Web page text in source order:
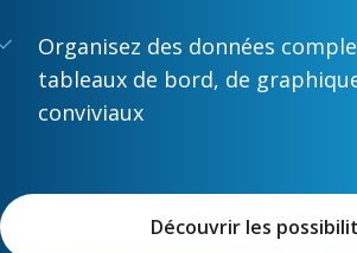
Organisez des données
tableaux de bord, de
conviviaux
Découvrir les